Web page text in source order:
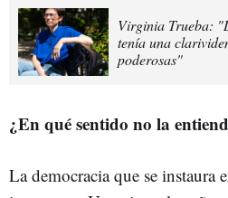
Virginia Trueba:
tenía una
poderosas"
¿En qué sentido no la
La democracia que se instaura